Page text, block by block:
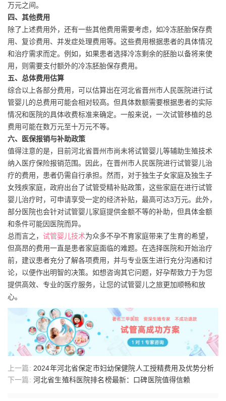
万元之间。
四、其他费用
除了上述费用外，还有一些其他费用需要考虑，如冷冻胚胎保存费
用、复诊费用、并发症处理费用等。这些费用根据患者的具体情况
和治疗需求而定。例如，如果患者选择冷冻剩余的胚胎以备将来使
用，则需要支付额外的冷冻胚胎保存费用。
五、总体费用估算
综合以上各部分费用，可以估算出在河北省晋州市人民医院进行试
管婴儿的总费用可能会相对较高。但具体数额需要根据患者的实际
情况和医院的具体收费标准来确定。一般来说，一次试管移植的总
费用可能在数万元至十万元不等。
六、医保报销与补助政策
值得注意的是，目前河北省晋州市尚未将试管婴儿等辅助生殖技术
纳入医疗保险报销范围。因此，在晋州市人民医院进行试管婴儿治
疗的费用，患者仍需自行承担。然而，对于独生子女家庭及独生子
女残疾家庭，政府出台了试管受精补贴政策，这些家庭在进行试管
婴儿治疗时，可申请享受一定的经济补贴，最高可达3万元。此外，
部分医院也会针对试管婴儿家庭提供金额不等的补助，但具体金额
和条件可能因医院而异。
总而言之， 试管婴儿技术为众多不孕不育家庭带来了生育的希望，
但高昂的费用一直是患者家庭面临的难题。在选择医院和开始治疗
前，建议患者充分了解各项费用，并与专业医生进行充分沟通和讨
论，以便作出明智的决策。如想咨询其它问题，好孕帮致力于为您
提供高效、专业的医疗服务，让您的试管婴儿之旅更加顺畅和放
心。
上一篇: 2024年河北省保定市妇幼保健院人工授精费用及优势分析
下一篇: 河北省生殖科医院排名榜最新：口碑医院值得信赖